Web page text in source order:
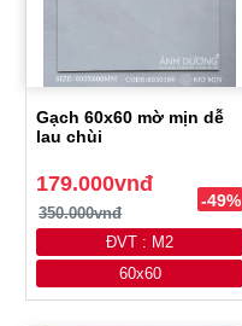
Gạch 60x60 mờ mịn dễ
lau chùi
179.000vnđ
350.000vnđ
-49%
ĐVT : M2
60x60